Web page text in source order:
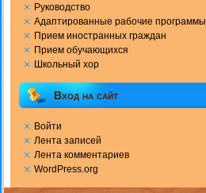
Руководство
Адаптированные рабочие программы
Прием иностранных граждан
Прием обучающихся
Школьный хор
Вход на сайт
Войти
Лента записей
Лента комментариев
WordPress.org